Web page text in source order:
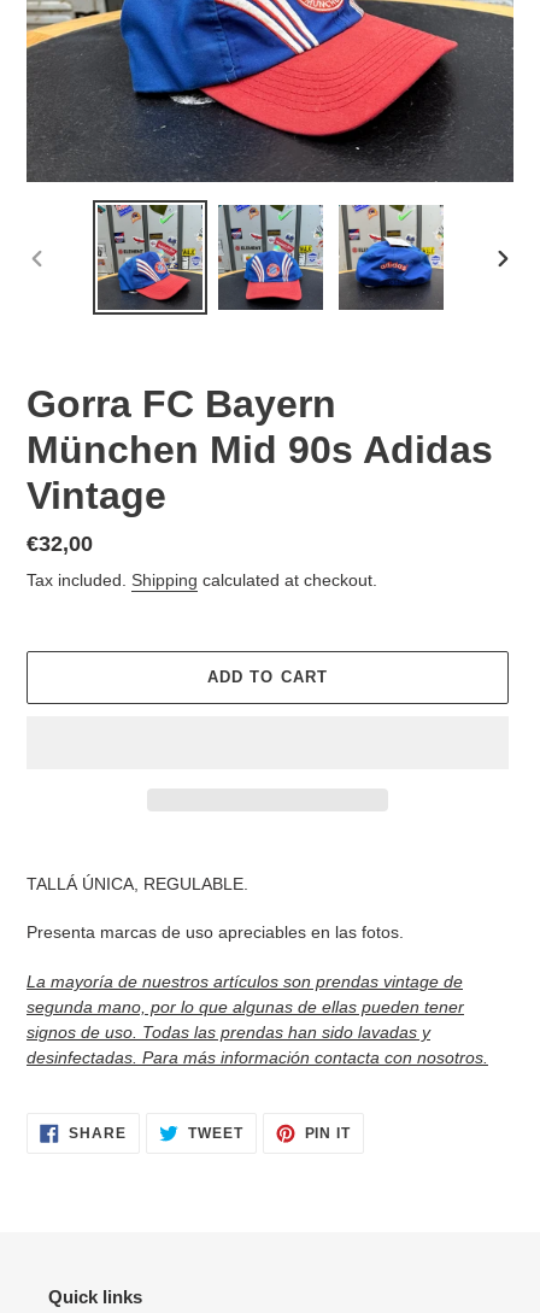
PREVIOUS
Gorra FC Bayern
München Mid 90s Adidas
Vintage
Regular
price
€32,00
Tax included. Shipping calculated at checkout.
ADD TO CART
product
your
TALLÁ ÚNICA, REGULABLE.
Presenta marcas de uso apreciables en las fotos.
La mayoría de nuestros artículos son prendas vintage de
segunda mano, por lo que algunas de ellas pueden tener
signos de uso. Todas las prendas han sido lavadas y
desinfectadas. Para más información contacta con nosotros.
SHARESHARE
ON
TWEETTWEET PIN ITPIN
Quick links